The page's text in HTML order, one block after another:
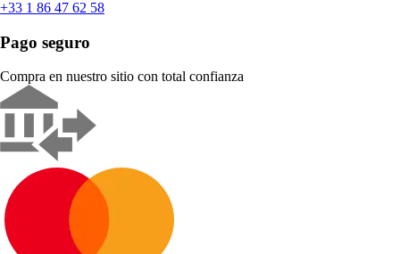
+33 1 86 47 62 58
Pago seguro
Compra en nuestro sitio con total confianza